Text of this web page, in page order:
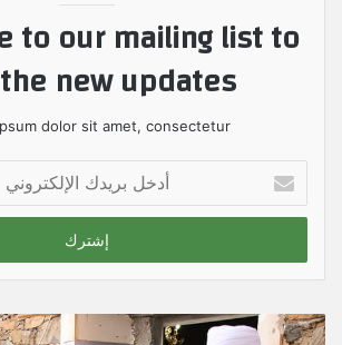
to our mailing list to
new updates!
dolor sit amet, consectetur.
خ
ب
ي
د